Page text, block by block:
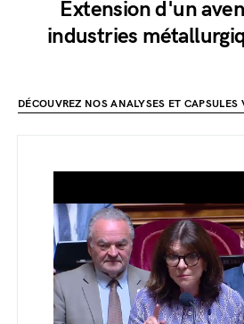
Extension d'un
industries
DÉCOUVREZ NOS ANALYSES ET CAPSULES